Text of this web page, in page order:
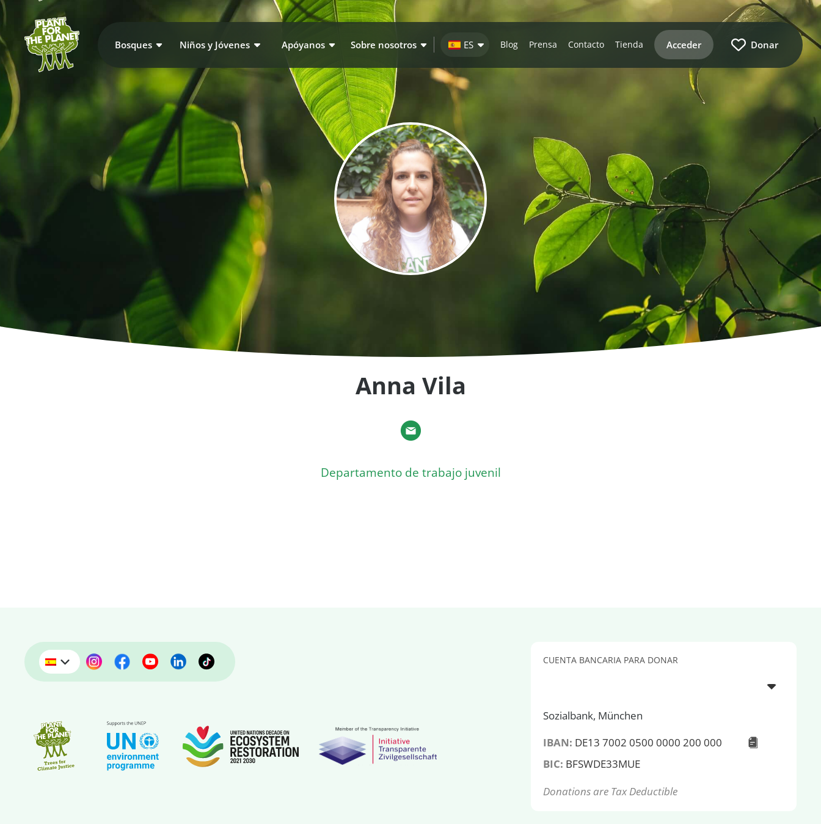
Bosques Niños y Jóvenes Apóyanos Sobre nosotros ES Blog Prensa Contacto Tienda Acceder Donar
Anna Vila
Departamento de trabajo juvenil
CUENTA BANCARIA PARA DONAR
Sozialbank, München
IBAN: DE13 7002 0500 0000 200 000
BIC: BFSWDE33MUE
Donations are Tax Deductible